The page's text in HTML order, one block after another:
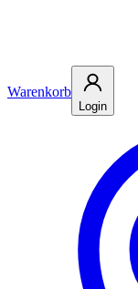
Warenkorb
Login